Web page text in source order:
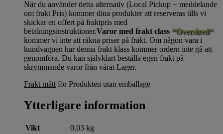
När du använder detta alternativ (Local Pickup + meddelande
om frakt Pris) kommer dina produkter att reserveras tills vi
skickar en offert på fraktpris med
betalningsinstruktioner.Varor med frakt class “Oversized“
kommer vi inte att räkna priser på frakt. Om någon vara i
kundvagnen har denna frakt klass kommer ordern inte gå att
genomföra. Du kan självklart beställa egen frakt på
skrymmande varor från vårat Lager.
Frakt mått för Produkten utan emballage
Ytterligare information
Vikt
0,03 kg